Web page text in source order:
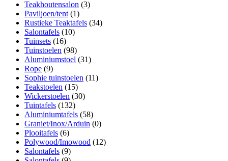
Teakhoutensalon (3)
Paviljoen/tent (1)
Rustieke Teaktafels (34)
Salontafels (10)
Tuinsets (16)
Tuinstoelen (98)
Aluminiumstoel (31)
Rope (9)
Sophie tuinstoelen (11)
Teakstoelen (15)
Wickerstoelen (30)
Tuintafels (132)
Aluminiumtafels (58)
Graniet/Inox/Arduin (0)
Plooitafels (6)
Polywood/Imowood (12)
Salontafels (9)